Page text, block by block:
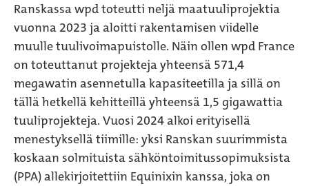
Ranskassa wpd toteutti neljä maatuuliprojektia
vuonna 2023 ja aloitti rakentamisen viidelle
muulle tuulivoimapuistolle. Näin ollen wpd France
on toteuttanut projekteja yhteensä 571,4
megawatin asennetulla kapasiteetilla ja sillä on
tällä hetkellä kehitteillä yhteensä 1,5 gigawattia
tuuliprojekteja. Vuosi 2024 alkoi erityisellä
menestyksellä tiimille: yksi Ranskan suurimmista
koskaan solmituista sähköntoimitussopimuksista
(PPA) allekirjoitettiin Equinixin kanssa, joka on